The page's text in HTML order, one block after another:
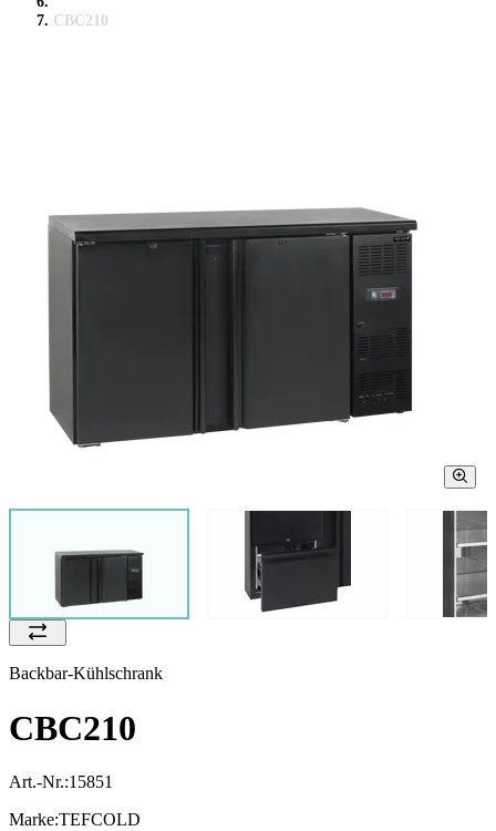
CBC210
Backbar-Kühlschrank
CBC210
Art.-Nr.:15851
Marke:TEFCOLD